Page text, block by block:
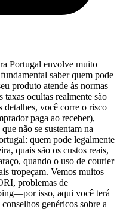
Portugal envolve muito
saberquem pode
produto atende às normas
taxas ocultas realmente são
detalhes, você corre o risco
paga ao receber),
não se sustentam na
quem pode legalmente
quais são os custos reais,
quando o uso de courier
tropeçam. Vemos muitos
problemas de
isso, aqui você terá
genéricos sobre a